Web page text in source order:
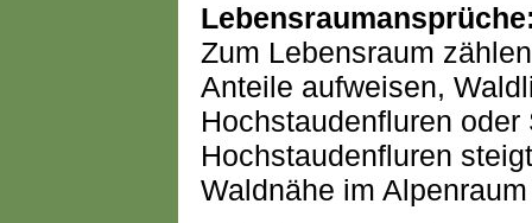
Zum Lebensraum
Anteile aufweisen,
Hochstaudenfluren
Hochstaudenfluren
Waldnähe im